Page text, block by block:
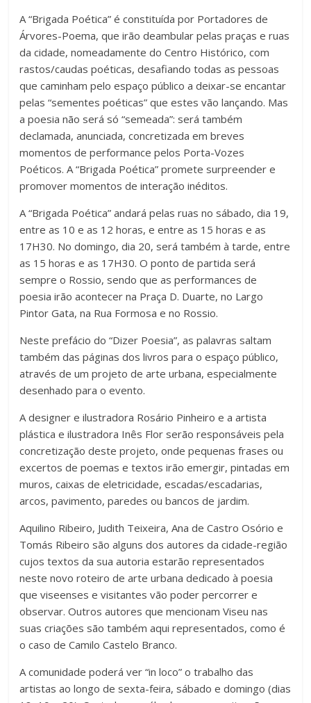
A “Brigada Poética” é constituída por Portadores de
Árvores-Poema, que irão deambular pelas praças e ruas
da cidade, nomeadamente do Centro Histórico, com
rastos/caudas poéticas, desafi­ando todas as pessoas
que caminham pelo espaço público a deixar-se encantar
pelas “sementes poéticas” que estes vão lançando. Mas
a poesia não será só “semeada”: será também
declamada, anunciada, concretizada em breves
momentos de performance pelos Porta-Vozes
Poéticos. A “Brigada Poética” promete surpreender e
promover momentos de interação inéditos.
A “Brigada Poética” andará pelas ruas no sábado, dia 19,
entre as 10 e as 12 horas, e entre as 15 horas e as
17H30. No domingo, dia 20, será também à tarde, entre
as 15 horas e as 17H30. O ponto de partida será
sempre o Rossio, sendo que as performances de
poesia irão acontecer na Praça D. Duarte, no Largo
Pintor Gata, na Rua Formosa e no Rossio.
Neste prefácio do “Dizer Poesia”, as palavras saltam
também das páginas dos livros para o espaço público,
através de um projeto de arte urbana, especialmente
desenhado para o evento.
A designer e ilustradora Rosário Pinheiro e a artista
plástica e ilustradora Inês Flor serão responsáveis pela
concretização deste projeto, onde pequenas frases ou
excertos de poemas e textos irão emergir, pintadas em
muros, caixas de eletricidade, escadas/escadarias,
arcos, pavimento, paredes ou bancos de jardim.
Aquilino Ribeiro, Judith Teixeira, Ana de Castro Osório e
Tomás Ribeiro são alguns dos autores da cidade-região
cujos textos da sua autoria estarão representados
neste novo roteiro de arte urbana dedicado à poesia
que viseenses e visitantes vão poder percorrer e
observar. Outros autores que mencionam Viseu nas
suas criações são também aqui representados, como é
o caso de Camilo Castelo Branco.
A comunidade poderá ver “in loco” o trabalho das
artistas ao longo de sexta-feira, sábado e domingo (dias